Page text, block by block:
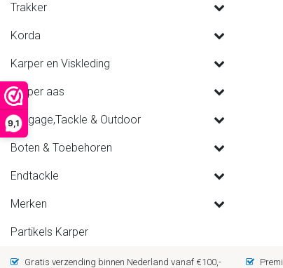
9,1
Trakker
Korda
Karper en Viskleding
Karper aas
Luggage,Tackle & Outdoor
Boten & Toebehoren
Endtackle
Merken
Partikels Karper
Gratis verzending binnen Nederland vanaf €100,-